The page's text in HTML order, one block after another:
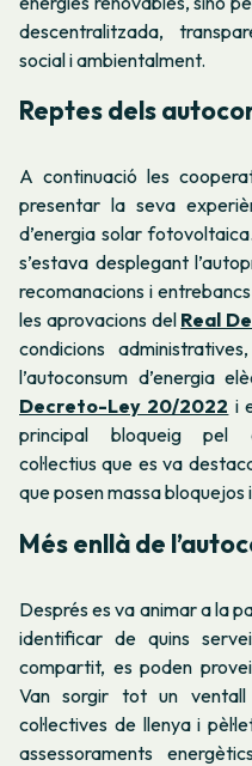
descentralitzada,
social i ambientalment.
Reptes dels
A continuació les
presentar la seva
d’energia solar
s’estava desplegant
recomanacions i
les aprovacions del Real
condicions
l’autoconsum d’energia
Decreto-Ley 20/2022 i
principal bloqueig pel
col·lectius que es va
que posen massa
Més enllà de
Després es va animar a la
identificar de quins
compartit, es poden
Van sorgir tot un
col·lectives de llenya i
assessoraments